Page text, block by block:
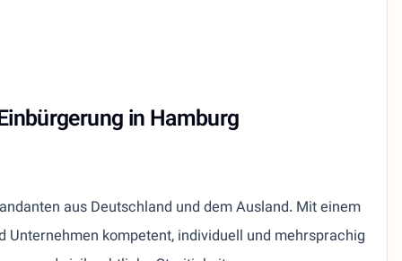
in Hamburg
aus Deutschland und dem Ausland. Mit einem
Unternehmen kompetent, individuell und mehrsprachig